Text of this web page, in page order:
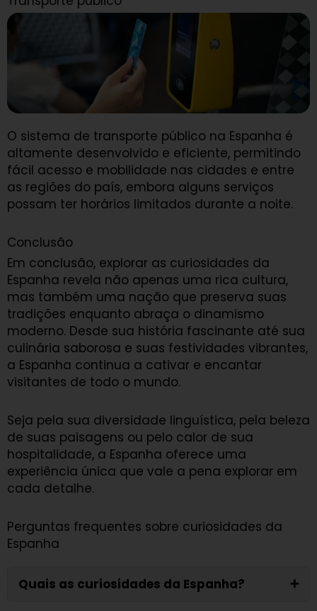
O sistema de transporte público na Espanha é
altamente desenvolvido e eficiente, permitindo
fácil acesso e mobilidade nas cidades e entre
as regiões do país, embora alguns serviços
possam ter horários limitados durante a noite.
Conclusão
Em conclusão, explorar as curiosidades da
Espanha revela não apenas uma rica cultura,
mas também uma nação que preserva suas
tradições enquanto abraça o dinamismo
moderno. Desde sua história fascinante até sua
culinária saborosa e suas festividades vibrantes,
a Espanha continua a cativar e encantar
visitantes de todo o mundo.
Seja pela sua diversidade linguística, pela beleza
de suas paisagens ou pelo calor de sua
hospitalidade, a Espanha oferece uma
experiência única que vale a pena explorar em
cada detalhe.
Perguntas frequentes sobre curiosidades da
Espanha
Quais as curiosidades da Espanha? ➕